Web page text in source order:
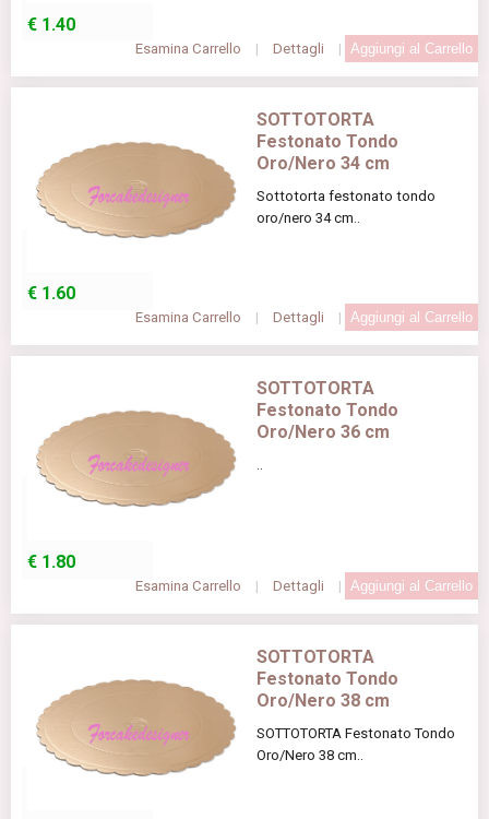
€ 1.40
Esamina Carrello | Dettagli |
SOTTOTORTA
Festonato Tondo
Oro/Nero 34 cm
Sottotorta festonato tondo
oro/nero 34 cm..
€ 1.60
Esamina Carrello | Dettagli |
SOTTOTORTA
Festonato Tondo
Oro/Nero 36 cm
€ 1.80
Esamina Carrello | Dettagli |
SOTTOTORTA
Festonato Tondo
Oro/Nero 38 cm
SOTTOTORTA Festonato Tondo
Oro/Nero 38 cm..